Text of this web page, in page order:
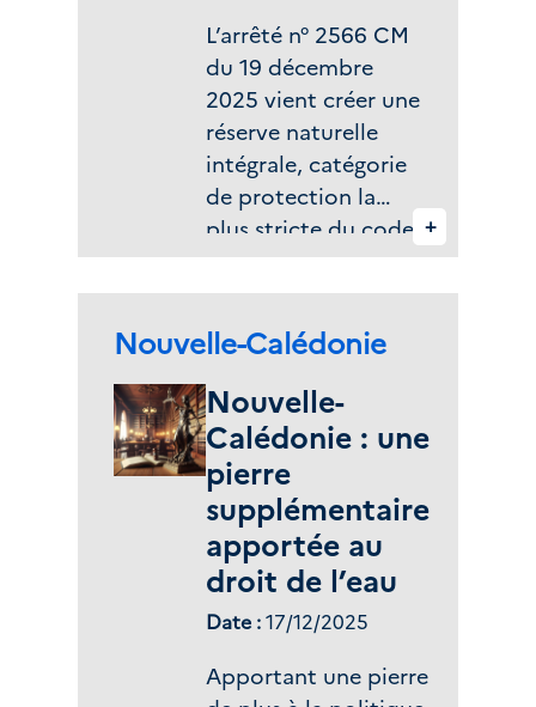
compris le Cerf de
Virginie (Odocoileus
virginianus) et le
Lièvre d'Amérique
(Lepus americanus),
reconnus comme
tels.
L’arrêté n° 2566 CM
du 19 décembre
2025 vient créer une
réserve naturelle
intégrale, catégorie
de protection la
plus stricte du code
de l’environnement
polynésien. D’une
superficie de 574
hectares, elle est
baptisée Popora
Rahui en référence à
l’ancien nom de l’île,
dans le lagon de
Matira, au sud de
Bora Bora.
+
Zone(s) géographique(s) :
Nouvelle-Calédonie
Nouvelle-
Calédonie : une
pierre
supplémentaire
apportée au
droit de l’eau
Date : 17/12/2025
Apportant une pierre